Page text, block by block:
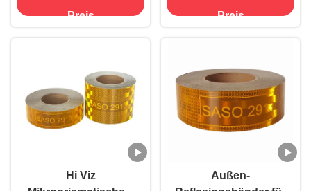
Preis
Preis
Hi Viz
Außen-